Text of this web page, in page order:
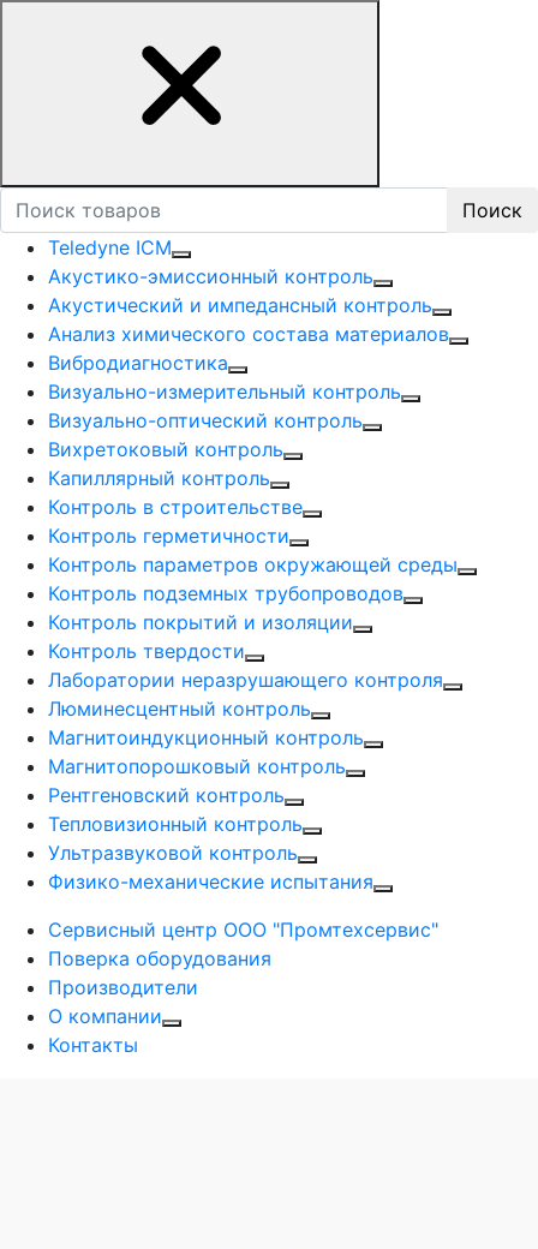
Поиск
Teledyne ICM
Акустико-эмисcионный контроль
Акустический и импедансный контроль
Анализ химического состава материалов
Вибродиагностика
Визуально-измерительный контроль
Визуально-оптический контроль
Вихретоковый контроль
Капиллярный контроль
Контроль в строительстве
Контроль герметичности
Контроль параметров окружающей среды
Контроль подземных трубопроводов
Контроль покрытий и изоляции
Контроль твердости
Лаборатории неразрушающего контроля
Люминесцентный контроль
Магнитоиндукционный контроль
Магнитопорошковый контроль
Рентгеновский контроль
Тепловизионный контроль
Ультразвуковой контроль
Физико-механические испытания
Сервисный центр ООО "Промтехсервис"
Поверка оборудования
Производители
О компании
Контакты